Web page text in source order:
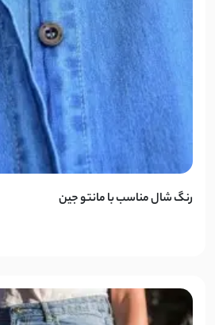
رنگ شال مناسب با مانتو جین